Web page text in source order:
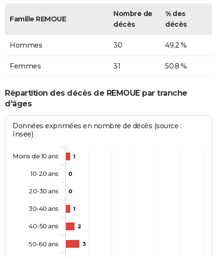
Famille REMOUE
Nombre de
décès
% des
décès
Hommes 30 49,2 %
Femmes 31 50,8 %
Répartition des décès de REMOUE par tranche
d'âges
Données exprimées en nombre de décès (source :
Insee)
1
0
0
1
2
3
Moins de 10 ans
10-20 ans
20-30 ans
30-40 ans
40-50 ans
50-60 ans